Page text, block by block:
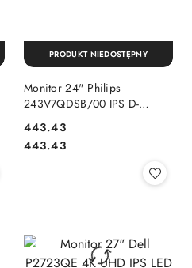
Monitor 24" Philips
243V7QDSB/00 IPS D-
Cena:
443.43
Cena:
443.43
PRODUKT NIEDOSTĘPNY